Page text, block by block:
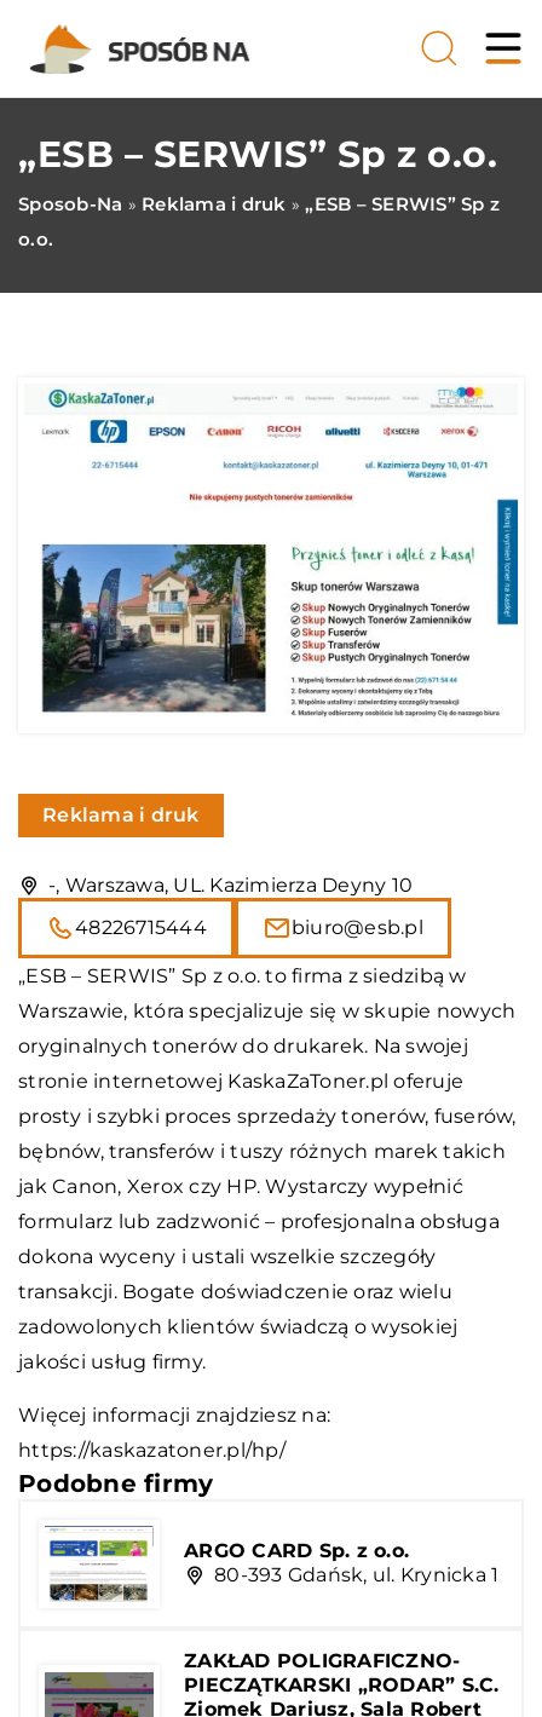
„ESB – SERWIS” Sp z o.o.
Sposob-Na » Reklama i druk »„ESB – SERWIS” Sp z
o.o.
Reklama i druk
-, Warszawa, UL. Kazimierza Deyny 10
48226715444
biuro@esb.pl
„ESB – SERWIS” Sp z o.o. to firma z siedzibą w
Warszawie, która specjalizuje się w skupie nowych
oryginalnych tonerów do drukarek. Na swojej
stronie internetowej KaskaZaToner.pl oferuje
prosty i szybki proces sprzedaży tonerów, fuserów,
bębnów, transferów i tuszy różnych marek takich
jak Canon, Xerox czy HP. Wystarczy wypełnić
formularz lub zadzwonić – profesjonalna obsługa
dokona wyceny i ustali wszelkie szczegóły
transakcji. Bogate doświadczenie oraz wielu
zadowolonych klientów świadczą o wysokiej
jakości usług firmy.
Więcej informacji znajdziesz na:
https://kaskazatoner.pl/hp/
Podobne firmy
ARGO CARD Sp. z o.o.
80-393 Gdańsk, ul. Krynicka 1
ZAKŁAD POLIGRAFICZNO-
PIECZĄTKARSKI „RODAR” S.C.
Ziomek Dariusz, Sala Robert